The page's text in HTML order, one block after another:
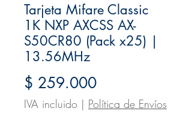
Tarjeta Mifare Classic
1K NXP AXCSS AX-
S50CR80 (Pack x25) |
13.56MHz
$ 259.000Precio
IVA incluido | Política de Envíos